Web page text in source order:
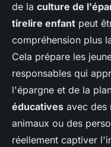
de la culture de
tirelire enfant peut
compréhension plus
Cela prépare les
responsables qui
l'épargne et de la
éducatives avec des
animaux ou des
réellement captiver